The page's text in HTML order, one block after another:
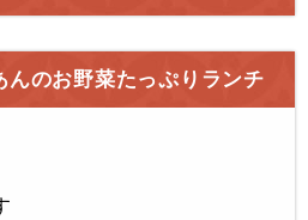
のお野菜たっぷりランチ